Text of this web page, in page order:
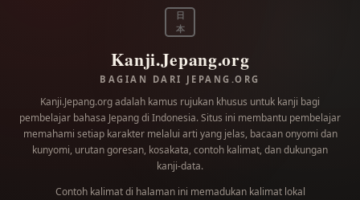
日
本
Kanji.Jepang.org
BAGIAN DARI JEPANG.ORG
Kanji.Jepang.org adalah kamus rujukan khusus untuk kanji bagi
pembelajar bahasa Jepang di Indonesia. Situs ini membantu pembelajar
memahami setiap karakter melalui arti yang jelas, bacaan onyomi dan
kunyomi, urutan goresan, kosakata, contoh kalimat, dan dukungan
kanji-data.
Contoh kalimat di halaman ini memadukan kalimat lokal